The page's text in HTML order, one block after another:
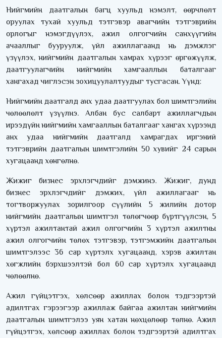
Нийгмийн даатгалын багц хуульд нэмэлт, өөрчлөлт
оруулах тухай хуульд тэтгэвэр авагчийн тэтгэврийн
орлогыг нэмэгдүүлэх, ажил олгогчийн санхүүгийн
ачааллыг бууруулж, үйл ажиллагаанд нь дэмжлэг
үзүүлэх, нийгмийн даатгалын хамрах хүрээг өргөжүүлж,
даатгуулагчийн нийгмийн хамгааллын баталгааг
хангахад чиглэсэн зохицуулалтуудыг тусгасан. Үүнд:
Нийгмийн даатгалд анх удаа даатгуулах бол шимтгэлийн
чөлөөлөлт үзүүлнэ. Албан бус салбарт ажиллагчдын
ирээдүйн нийгмийн хамгааллын баталгааг хангах хүрээнд
анх удаа нийгмийн даатгалд хамрагдах иргэний
тэтгэврийн даатгалын шимтгэлийн 50 хувийг 24 сарын
хугацаанд хөнгөлнө.
Жижиг бизнес эрхлэгчдийг дэмжинэ. Жижиг, дунд
бизнес эрхлэгчдийг дэмжих, үйл ажиллагааг нь
тогтворжуулах зорилгоор сүүлийн 5 жилийн дотор
нийгмийн даатгалын шимтгэл төлөгчөөр бүртгүүлсэн, 5
хүртэл ажилтантай ажил олгогчийн 3 хүртэл ажилтны
ажил олгогчийн төлөх тэтгэвэр, тэтгэмжийн даатгалын
шимтгэлээс 36 сар хүртэлх хугацаанд, хэрэв ажилтан
хөгжлийн бэрхшээлтэй бол 60 сар хүртэлх хугацаанд
чөлөөлнө.
Ажил гүйцэтгэх, хөлсөөр ажиллах болон тэдгээртэй
адилтгах гэрээгээр ажиллаж байгаа ажилтан нийгмийн
даатгалын шимтгэлээ уян хатан нөхцөлөөр төлнө. Ажил
гүйцэтгэх, хөлсөөр ажиллах болон тэдгээртэй адилтгах